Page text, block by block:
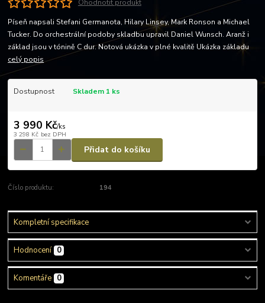
Ohodnotit produkt
Píseň napsali Stefani Germanota, Hilary Linsey, Mark Ronson a Michael
Tucker. Do orchestrální podoby skladbu upravil Daniel Wunsch. Aranž i
základ jsou v tónině C dur. Notová ukázka v plné kvalitě Ukázka základu
celý popis
Dostupnost Skladem 1 ks
3 990 Kč/ks
3 298 Kč bez DPH
Přidat do košíku
Číslo produktu: 194
Kompletní specifikace
Hodnocení 0
Komentáře 0